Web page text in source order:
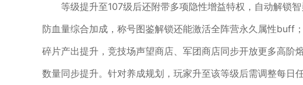
等级提升至107级后还附带多项隐性增益特权，自动解锁
防血量综合加成，称号图鉴解锁还能激活全阵营永久属性buff
碎片产出提升，竞技场声望商店、军团商店同步开放更多高阶
数量同步提升。针对养成规划，玩家升至该等级后需调整每日